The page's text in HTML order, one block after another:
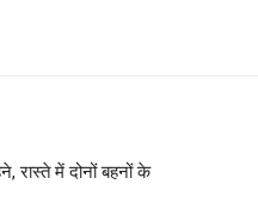
रास्ते में दोनों बहनों के